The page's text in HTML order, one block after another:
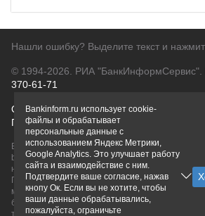
Нашли ошибку? Выделите текст и
© 1994-2026. РИА "БанкИнформСервис".
370-61-71
О проектеПолитика конфиденциальности
Правовая информацияДля
Вся информация о продуктах банков,
bankinform.ru, носит исключительно
не является публичной офертой,
ГК РФ. Информация не содержит точного и
может быть изменена. Конечные условия
банков или при личном обращении.
товарные знаки принадлежит их
Bankinform.ru использует cookie-
файлы и обрабатывает
персональные данные с
использованием Яндекс Метрики,
Google Analytics. Это улучшает работу
сайта и взаимодействие с ним.
Подтвердите ваше согласие, нажав
кнопу Ок. Если вы не хотите, чтобы
ваши данные обрабатывались,
пожалуйста, ограничьте